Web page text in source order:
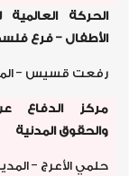
الحركة
الأطفال - فرع
رفعت قسيس -
مركز الدفاع
والحقوق المدنية
حلمي الأعرج -